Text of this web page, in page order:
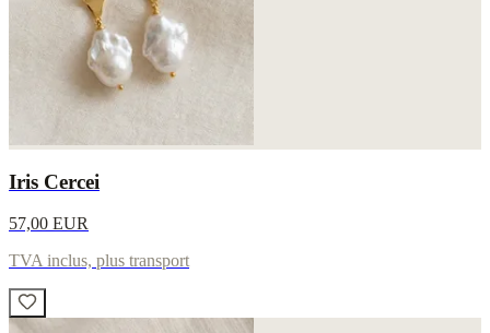
Iris Cercei
57,00 EUR
TVA inclus, plus transport